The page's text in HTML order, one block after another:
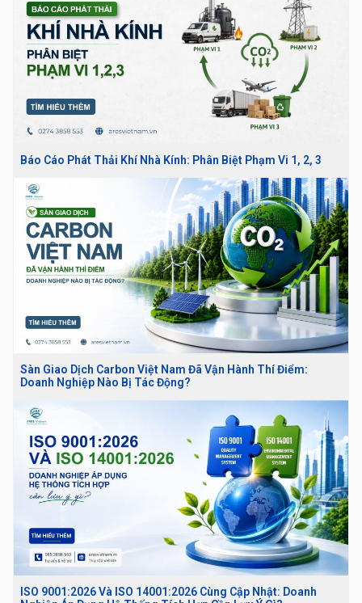
Báo Cáo Phát Thải Khí Nhà Kính: Phân Biệt Phạm Vi 1, 2, 3
Sàn Giao Dịch Carbon Việt Nam Đã Vận Hành Thí Điểm:
Doanh Nghiệp Nào Bị Tác Động?
ISO 9001:2026 Và ISO 14001:2026 Cùng Cập Nhật: Doanh